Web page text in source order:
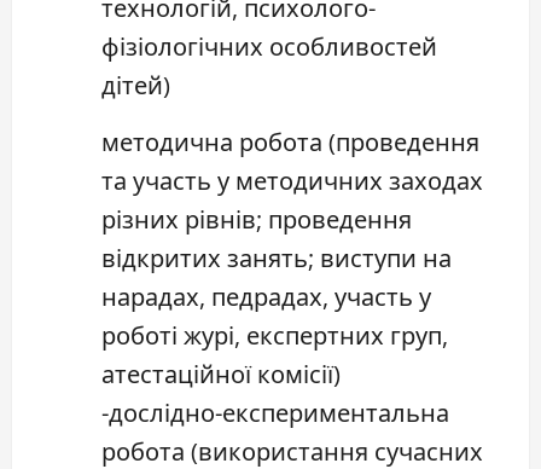
технологій, психолого-
фізіологічних особливостей
дітей)
методична робота (проведення
та участь у методичних заходах
різних рівнів; проведення
відкритих занять; виступи на
нарадах, педрадах, участь у
роботі журі, експертних груп,
атестаційної комісії)
-дослідно-експериментальна
робота (використання сучасних